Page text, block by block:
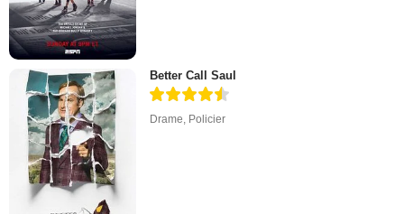
Better Call Saul
Drame Policier